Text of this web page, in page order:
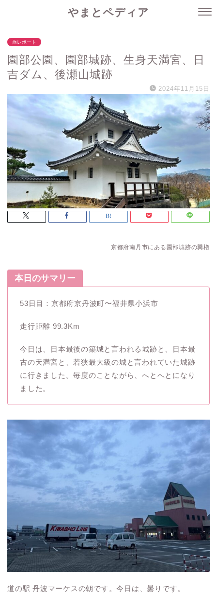
やまとペディア
旅レポート
園部公園、園部城跡、生身天満宮、日
吉ダム、後瀬山城跡
2024年11月15日
京都府南丹市にある園部城跡の巽櫓
本日のサマリー
53日目：京都府京丹波町〜福井県小浜市
走行距離 99.3Km
今日は、日本最後の築城と言われる城跡と、日本最
古の天満宮と、若狭最大級の城と言われていた城跡
に行きました。毎度のことながら、へとへとになり
ました。
道の駅 丹波マーケスの朝です。今日は、曇りです。